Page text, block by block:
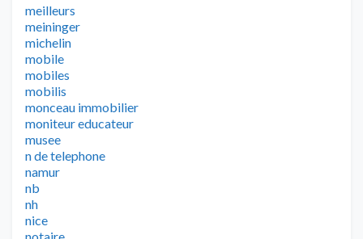
meilleurs
meininger
michelin
mobile
mobiles
mobilis
monceau immobilier
moniteur educateur
musee
n de telephone
namur
nb
nh
nice